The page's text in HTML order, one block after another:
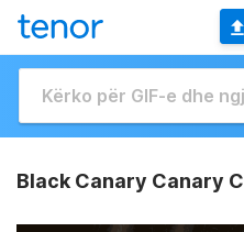
Black Canary Canary